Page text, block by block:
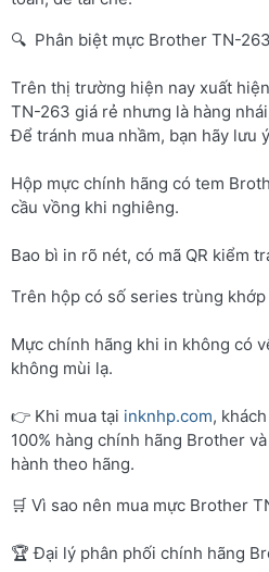
🔍 Phân biệt mực Brother TN-
Trên thị trường hiện nay xuất
TN-263 giá rẻ nhưng là hàng
Để tránh mua nhầm, bạn hãy lưu
Hộp mực chính hãng có tem
cầu vồng khi nghiêng.
Bao bì in rõ nét, có mã QR kiểm
Trên hộp có số series trùng
Mực chính hãng khi in không có
không mùi lạ.
👉 Khi mua tại inknhp.com,
100% hàng chính hãng Brother
hành theo hãng.
🛒 Vì sao nên mua mực Brother
🏆 Đại lý phân phối chính hãng